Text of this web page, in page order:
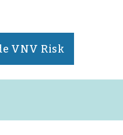
VNV Risk